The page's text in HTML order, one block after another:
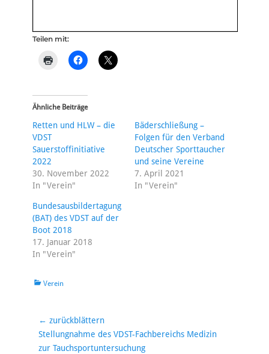
Teilen mit:
Ähnliche Beiträge
Retten und HLW – die
VDST
Sauerstoffinitiative
2022
30. November 2022
In "Verein"
Bäderschließung –
Folgen für den Verband
Deutscher Sporttaucher
und seine Vereine
7. April 2021
In "Verein"
Bundesausbildertagung
(BAT) des VDST auf der
Boot 2018
17. Januar 2018
In "Verein"
Kategorien
Verein
Beitragsnavigation
← zurückblättern
Vorheriger
Beitrag:
Stellungnahme des VDST-Fachbereichs Medizin
zur Tauchsportuntersuchung